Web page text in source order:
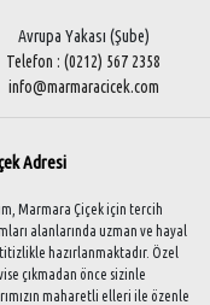
Avrupa Yakası (Şube)
Telefon : (0212) 567 2358
info@marmaracicek.com
Adresi
Marmara Çiçek için tercih
alanlarında uzman ve hayal
hazırlanmaktadır. Özel
çıkmadan önce sizinle
maharetli elleri ile özenle